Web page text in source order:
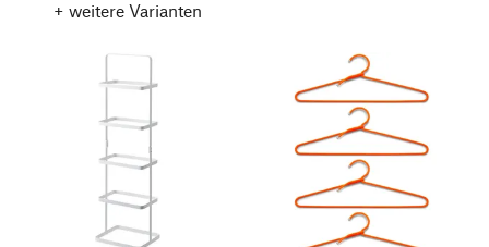
+ weitere Varianten